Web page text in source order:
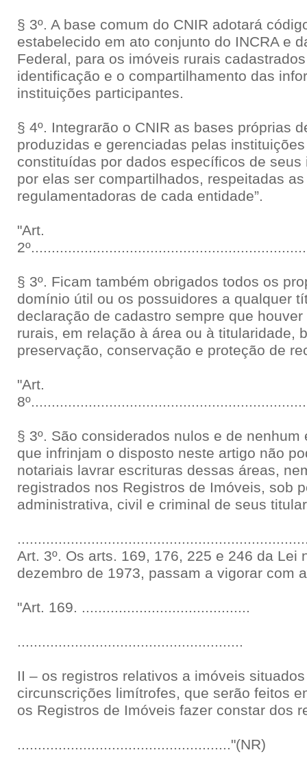
§ 3º. A base comum do CNIR adotará
estabelecido em ato conjunto do INCRA e
Federal, para os imóveis rurais
identificação e o compartilhamento das
instituições participantes.
§ 4º. Integrarão o CNIR as bases próprias
produzidas e gerenciadas pelas
constituídas por dados específicos de
por elas ser compartilhados, respeitadas
regulamentadoras de cada entidade”.
"Art.
§ 3º. Ficam também obrigados todos os
domínio útil ou os possuidores a qualquer
declaração de cadastro sempre que
rurais, em relação à área ou à titularidade,
preservação, conservação e proteção de
"Art.
§ 3º. São considerados nulos e de
que infrinjam o disposto neste artigo não
notariais lavrar escrituras dessas áreas,
registrados nos Registros de Imóveis, sob
administrativa, civil e criminal de seus
Art. 3º. Os arts. 169, 176, 225 e 246 da Lei
dezembro de 1973, passam a vigorar com
"Art. 169. .........................................
.......................................................
II – os registros relativos a imóveis
circunscrições limítrofes, que serão feitos
os Registros de Imóveis fazer constar dos
...................................................."(NR)